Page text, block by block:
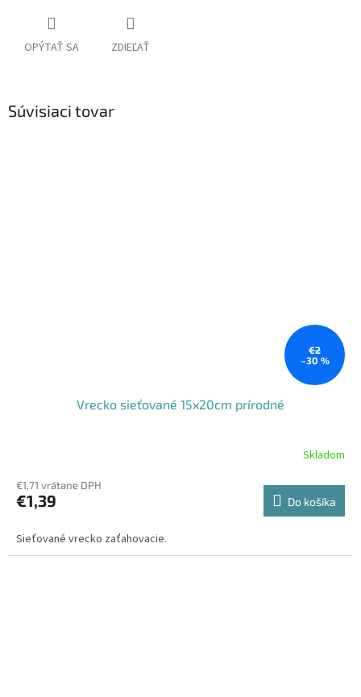
OPÝTAŤ SA ZDIEĽAŤ
Súvisiaci tovar
€2
–30 %
Vrecko sieťované 15x20cm prírodné
Skladom
€1,71 vrátane DPH
€1,39 Do košíka
Sieťované vrecko zaťahovacie.